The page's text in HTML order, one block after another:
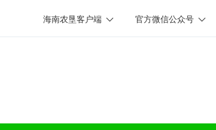
海南农垦客户端 官方微信公众号